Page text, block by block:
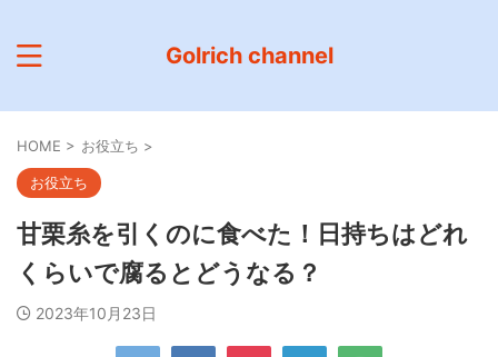
Golrich channel
HOME > お役立ち >
お役立ち
甘栗糸を引くのに食べた！日持ちはどれ
くらいで腐るとどうなる？
2023年10月23日